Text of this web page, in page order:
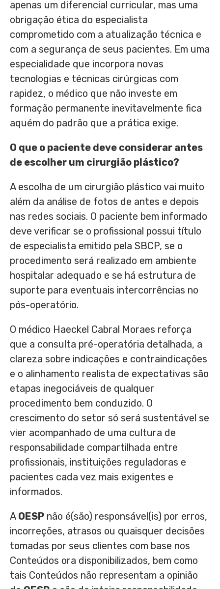
apenas um diferencial curricular, mas uma
obrigação ética do especialista
comprometido com a atualização técnica e
com a segurança de seus pacientes. Em uma
especialidade que incorpora novas
tecnologias e técnicas cirúrgicas com
rapidez, o médico que não investe em
formação permanente inevitavelmente fica
aquém do padrão que a prática exige.
O que o paciente deve considerar antes
de escolher um cirurgião plástico?
A escolha de um cirurgião plástico vai muito
além da análise de fotos de antes e depois
nas redes sociais. O paciente bem informado
deve verificar se o profissional possui título
de especialista emitido pela SBCP, se o
procedimento será realizado em ambiente
hospitalar adequado e se há estrutura de
suporte para eventuais intercorrências no
pós-operatório.
O médico Haeckel Cabral Moraes reforça
que a consulta pré-operatória detalhada, a
clareza sobre indicações e contraindicações
e o alinhamento realista de expectativas são
etapas inegociáveis de qualquer
procedimento bem conduzido. O
crescimento do setor só será sustentável se
vier acompanhado de uma cultura de
responsabilidade compartilhada entre
profissionais, instituições reguladoras e
pacientes cada vez mais exigentes e
informados.
A OESP não é(são) responsável(is) por erros,
incorreções, atrasos ou quaisquer decisões
tomadas por seus clientes com base nos
Conteúdos ora disponibilizados, bem como
tais Conteúdos não representam a opinião